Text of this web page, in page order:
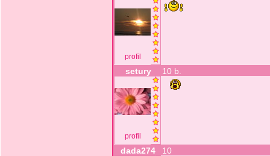
profil
setury 10 b.
profil
dada274 10